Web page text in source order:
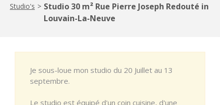
Studio's > Studio 30 m² Rue Pierre Joseph Redouté in
Louvain-La-Neuve
Je sous-loue mon studio du 20 Juillet au 13
septembre.
Le studio est équipé d'un coin cuisine, d'une